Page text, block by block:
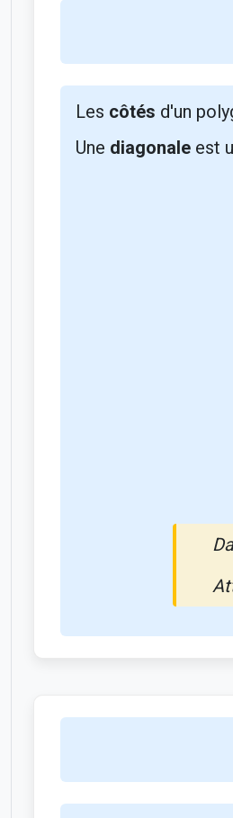
Les côtés d'un
Une diagonaleest